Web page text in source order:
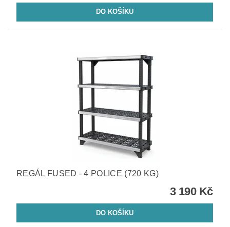
REGÁL FUSED - 4 POLICE (720 KG)
3 190 Kč